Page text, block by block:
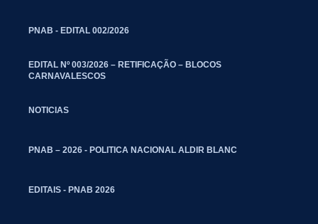
PNAB - EDITAL 002/2026
EDITAL Nº 003/2026 – RETIFICAÇÃO – BLOCOS
CARNAVALESCOS
NOTICIAS
PNAB – 2026 - POLITICA NACIONAL ALDIR BLANC
EDITAIS - PNAB 2026